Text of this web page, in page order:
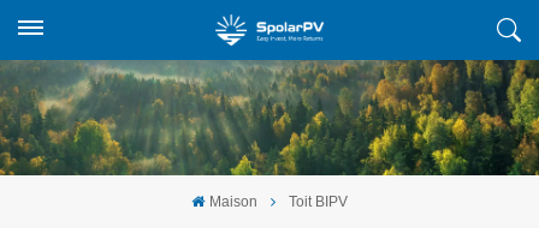
Maison Toit BIPV